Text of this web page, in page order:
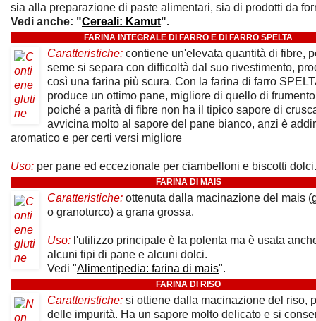
sia alla preparazione di paste alimentari, sia di prodotti da
Vedi anche: "Cereali: Kamut".
FARINA INTEGRALE DI FARRO E DI FARRO SPELTA
Caratteristiche: contiene un'elevata quantità di fibre,
seme si separa con difficoltà dal suo rivestimento,
così una farina più scura. Con la farina di farro
produce un ottimo pane, migliore di quello di
poiché a parità di fibre non ha il tipico sapore di
avvicina molto al sapore del pane bianco, anzi è
aromatico e per certi versi migliore
Uso: per pane ed eccezionale per ciambelloni e biscotti dolci.
FARINA DI MAIS
Caratteristiche: ottenuta dalla macinazione del mais
o granoturco) a grana grossa.
Uso: l'utilizzo principale è la polenta ma è usata
alcuni tipi di pane e alcuni dolci.
Vedi "Alimentipedia: farina di mais".
FARINA DI RISO
Caratteristiche: si ottiene dalla macinazione del riso,
delle impurità. Ha un sapore molto delicato e si